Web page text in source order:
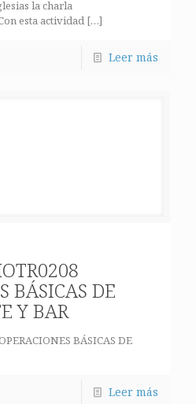
la charla
esta actividad […]
Leer más
BÁSICAS DE
Y BAR
BÁSICAS DE
Leer más